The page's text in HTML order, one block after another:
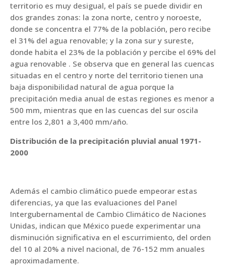
territorio es muy desigual, el país se puede dividir en
dos grandes zonas: la zona norte, centro y noroeste,
donde se concentra el 77% de la población, pero recibe
el 31% del agua renovable; y la zona sur y sureste,
donde habita el 23% de la población y percibe el 69% del
agua renovable . Se observa que en general las cuencas
situadas en el centro y norte del territorio tienen una
baja disponibilidad natural de agua porque la
precipitación media anual de estas regiones es menor a
500 mm, mientras que en las cuencas del sur oscila
entre los 2,801 a 3,400 mm/año.
Distribución de la precipitación pluvial anual 1971-
2000
Además el cambio climático puede empeorar estas
diferencias, ya que las evaluaciones del Panel
Intergubernamental de Cambio Climático de Naciones
Unidas, indican que México puede experimentar una
disminución significativa en el escurrimiento, del orden
del 10 al 20% a nivel nacional, de 76-152 mm anuales
aproximadamente.